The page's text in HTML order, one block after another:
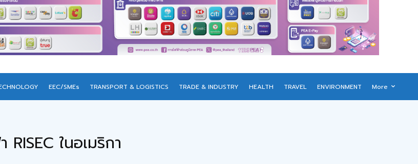
EEC/SMEs TRANSPORT & LOGISTICS TRADE & INDUSTRY HEALTH TRAVEL ENVIRONMENT More
ในอเมริกา